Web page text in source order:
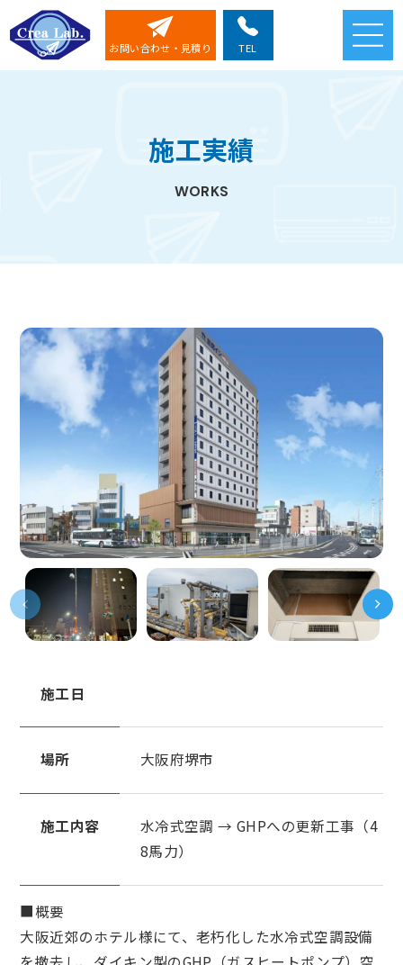
お問い合わせ・見積り TEL
072-275-5738
受付時間：9:00〜17:00
※営業電話はご遠慮ください
サイトマップ 個人情報保護ポリシー
施工実績
WORKS
施工日
場所 大阪府堺市
施工内容
水冷式空調 → GHPへの更新工事（4
8馬力）
■概要
大阪近郊のホテル様にて、老朽化した水冷式空調設備